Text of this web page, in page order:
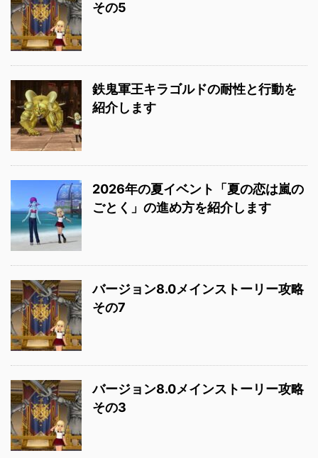
その5
鉄鬼軍王キラゴルドの耐性と行動を
紹介します
2026年の夏イベント「夏の恋は嵐の
ごとく」の進め方を紹介します
バージョン8.0メインストーリー攻略
その7
バージョン8.0メインストーリー攻略
その3